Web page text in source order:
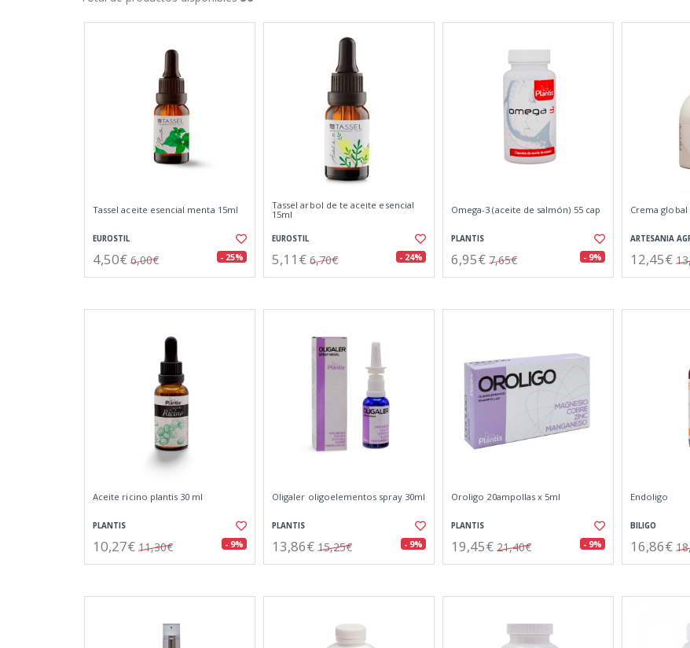
Tassel aceite esencial menta 15ml
EUROSTIL
4,50€ 6,00€ - 25%
Tassel arbol de te aceite esencial
15ml
EUROSTIL
5,11€ 6,70€ - 24%
Omega-3 (aceite de salmón) 55 cap
PLANTIS
6,95€ 7,65€ - 9%
Crema
ARTESANIA
12,45€
Aceite ricino plantis 30 ml
PLANTIS
10,27€ 11,30€ - 9%
Oligaler oligoelementos spray 30ml
PLANTIS
13,86€ 15,25€ - 9%
Oroligo 20ampollas x 5ml
PLANTIS
19,45€ 21,40€ - 9%
Endoligo
BILIGO
16,86€